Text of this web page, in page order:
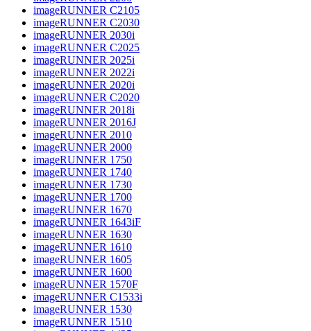
imageRUNNER C2105
imageRUNNER C2030
imageRUNNER 2030i
imageRUNNER C2025
imageRUNNER 2025i
imageRUNNER 2022i
imageRUNNER 2020i
imageRUNNER C2020
imageRUNNER 2018i
imageRUNNER 2016J
imageRUNNER 2010
imageRUNNER 2000
imageRUNNER 1750
imageRUNNER 1740
imageRUNNER 1730
imageRUNNER 1700
imageRUNNER 1670
imageRUNNER 1643iF
imageRUNNER 1630
imageRUNNER 1610
imageRUNNER 1605
imageRUNNER 1600
imageRUNNER 1570F
imageRUNNER C1533i
imageRUNNER 1530
imageRUNNER 1510